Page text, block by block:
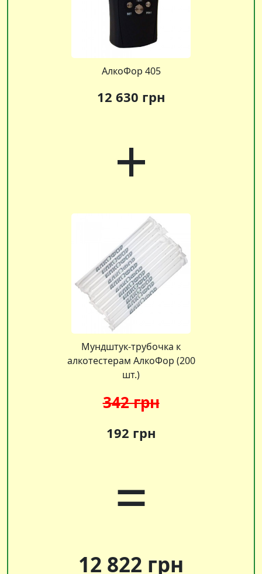
АлкоФор 405
12 630 грн
+
Мундштук-трубочка к
алкотестерам АлкоФор (200
шт.)
342 грн
192 грн
=
12 822 грн